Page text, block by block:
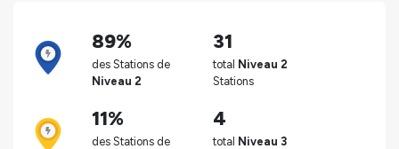
89%
des Stations de
Niveau 2
31
total Niveau 2
Stations
11%
des Stations de
4
total Niveau 3